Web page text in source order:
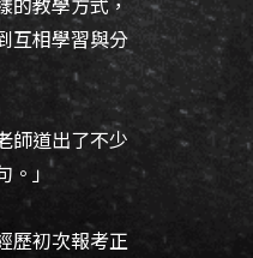
互相學習與分
師道出了不少
。」
歷初次報考正